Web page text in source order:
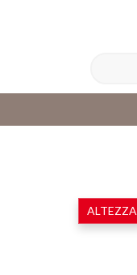
ALTEZZA